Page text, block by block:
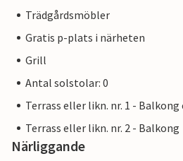
Trädgårdsmöbler
Gratis p-plats i närheten
Grill
Antal solstolar: 0
Terrass eller likn. nr. 1 - Balkong
Terrass eller likn. nr. 2 - Balkong
Närliggande